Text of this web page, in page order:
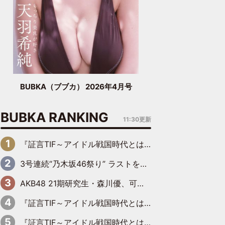
BUBKA（ブブカ） 2026年4月号
BUBKA RANKING 11:30更新
『証言TIF～アイドル戦国時代とはなんだったのか～』第6回：でんぱ組.inc・古川未鈴×相沢梨紗「『ハロプロやりたかったな』って言ったら、夢眠ねむさんに『てめえはでんぱ組．incなんだよ！』って肩パンされて(笑)」
3号連続“乃木坂46祭り” ラストを飾るのは賀喜遥香…5年ぶりの登場に「5年分大人になった私を見ていただけたら」
AKB48 21期研究生・森川優、可愛さもある大人の女性に
『証言TIF～アイドル戦国時代とはなんだったのか～』第11回：私立恵比寿中学・真山りか×安本彩花「TIFで10年ぶりのキョンシーメイクをしたら、場を完全に引かせてしまって。時代が変わったんだなって」
『証言TIF～アイドル戦国時代とはなんだったのか～』第10回：さくら学院・武藤彩未×飯田らうら「正直、中3で辞めるというのを信じてなくて。そう言われてはいたけど、嘘でしょって」